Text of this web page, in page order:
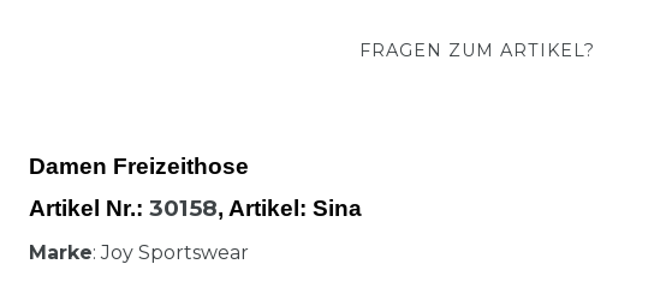
FRAGEN ZUM ARTIKEL?
Damen Freizeithose
Artikel Nr.: 30158, Artikel : Sina
Marke: Joy Sportswear